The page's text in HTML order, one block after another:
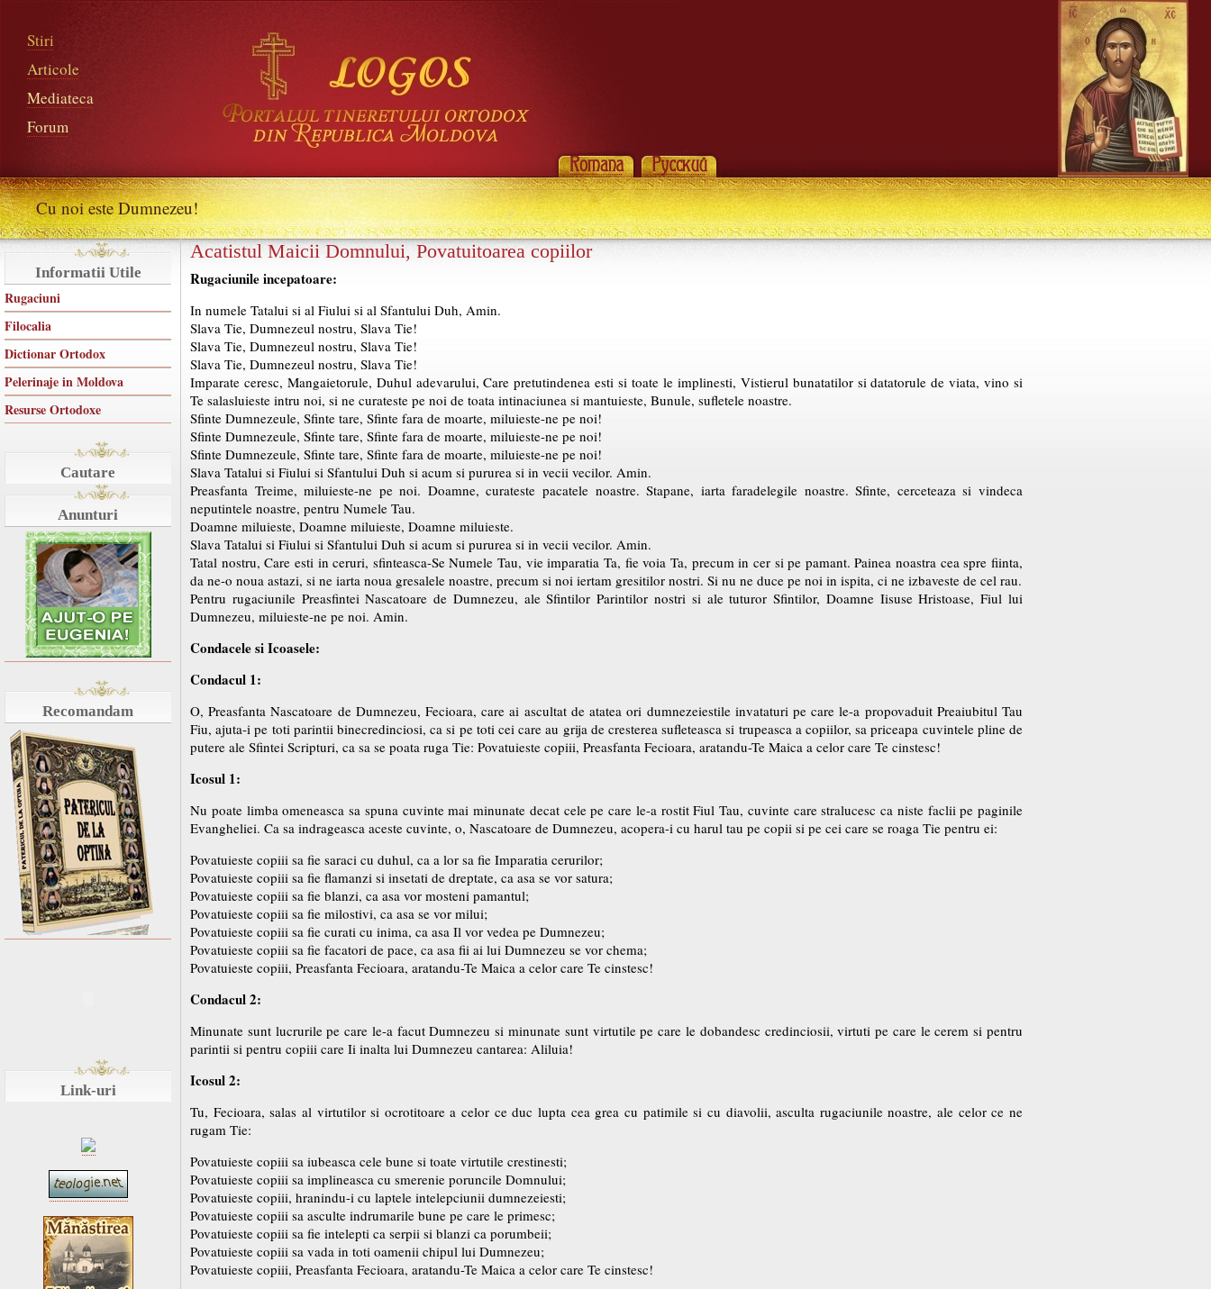
Stiri
Articole
Mediateca
Forum
Cu noi este Dumnezeu!
Informatii Utile
Rugaciuni
Filocalia
Dictionar Ortodox
Pelerinaje in Moldova
Resurse Ortodoxe
Cautare
Anunturi
Recomandam
Link-uri
Acatistul Maicii Domnului, Povatuitoarea copiilor
Rugaciunile incepatoare:
In numele Tatalui si al Fiului si al Sfantului Duh, Amin.
Slava Tie, Dumnezeul nostru, Slava Tie!
Slava Tie, Dumnezeul nostru, Slava Tie!
Slava Tie, Dumnezeul nostru, Slava Tie!
Imparate ceresc, Mangaietorule, Duhul adevarului, Care pretutindenea esti si toate le implinesti, Vistierul bunatatilor si datatorule de viata, vino si
Te salasluieste intru noi, si ne curateste pe noi de toata intinaciunea si mantuieste, Bunule, sufletele noastre.
Sfinte Dumnezeule, Sfinte tare, Sfinte fara de moarte, miluieste-ne pe noi!
Sfinte Dumnezeule, Sfinte tare, Sfinte fara de moarte, miluieste-ne pe noi!
Sfinte Dumnezeule, Sfinte tare, Sfinte fara de moarte, miluieste-ne pe noi!
Slava Tatalui si Fiului si Sfantului Duh si acum si pururea si in vecii vecilor. Amin.
Preasfanta Treime, miluieste-ne pe noi. Doamne, curateste pacatele noastre. Stapane, iarta faradelegile noastre. Sfinte, cerceteaza si vindeca
neputintele noastre, pentru Numele Tau.
Doamne miluieste, Doamne miluieste, Doamne miluieste.
Slava Tatalui si Fiului si Sfantului Duh si acum si pururea si in vecii vecilor. Amin.
Tatal nostru, Care esti in ceruri, sfinteasca-Se Numele Tau, vie imparatia Ta, fie voia Ta, precum in cer si pe pamant. Painea noastra cea spre fiinta,
da ne-o noua astazi, si ne iarta noua gresalele noastre, precum si noi iertam gresitilor nostri. Si nu ne duce pe noi in ispita, ci ne izbaveste de cel rau.
Pentru rugaciunile Preasfintei Nascatoare de Dumnezeu, ale Sfintilor Parintilor nostri si ale tuturor Sfintilor, Doamne Iisuse Hristoase, Fiul lui
Dumnezeu, miluieste-ne pe noi. Amin.
Condacele si Icoasele:
Condacul 1:
O, Preasfanta Nascatoare de Dumnezeu, Fecioara, care ai ascultat de atatea ori dumnezeiestile invataturi pe care le-a propovaduit Preaiubitul Tau
Fiu, ajuta-i pe toti parintii binecredinciosi, ca si pe toti cei care au grija de cresterea sufleteasca si trupeasca a copiilor, sa priceapa cuvintele pline de
putere ale Sfintei Scripturi, ca sa se poata ruga Tie: Povatuieste copiii, Preasfanta Fecioara, aratandu-Te Maica a celor care Te cinstesc!
Icosul 1:
Nu poate limba omeneasca sa spuna cuvinte mai minunate decat cele pe care le-a rostit Fiul Tau, cuvinte care stralucesc ca niste faclii pe paginile
Evangheliei. Ca sa indrageasca aceste cuvinte, o, Nascatoare de Dumnezeu, acopera-i cu harul tau pe copii si pe cei care se roaga Tie pentru ei:
Povatuieste copiii sa fie saraci cu duhul, ca a lor sa fie Imparatia cerurilor;
Povatuieste copiii sa fie flamanzi si insetati de dreptate, ca asa se vor satura;
Povatuieste copiii sa fie blanzi, ca asa vor mosteni pamantul;
Povatuieste copiii sa fie milostivi, ca asa se vor milui;
Povatuieste copiii sa fie curati cu inima, ca asa Il vor vedea pe Dumnezeu;
Povatuieste copiii sa fie facatori de pace, ca asa fii ai lui Dumnezeu se vor chema;
Povatuieste copiii, Preasfanta Fecioara, aratandu-Te Maica a celor care Te cinstesc!
Condacul 2:
Minunate sunt lucrurile pe care le-a facut Dumnezeu si minunate sunt virtutile pe care le dobandesc credinciosii, virtuti pe care le cerem si pentru
parintii si pentru copiii care Ii inalta lui Dumnezeu cantarea: Aliluia!
Icosul 2:
Tu, Fecioara, salas al virtutilor si ocrotitoare a celor ce duc lupta cea grea cu patimile si cu diavolii, asculta rugaciunile noastre, ale celor ce ne
rugam Tie:
Povatuieste copiii sa iubeasca cele bune si toate virtutile crestinesti;
Povatuieste copiii sa implineasca cu smerenie poruncile Domnului;
Povatuieste copiii, hranindu-i cu laptele intelepciunii dumnezeiesti;
Povatuieste copiii sa asculte indrumarile bune pe care le primesc;
Povatuieste copiii sa fie intelepti ca serpii si blanzi ca porumbeii;
Povatuieste copiii sa vada in toti oamenii chipul lui Dumnezeu;
Povatuieste copiii, Preasfanta Fecioara, aratandu-Te Maica a celor care Te cinstesc!